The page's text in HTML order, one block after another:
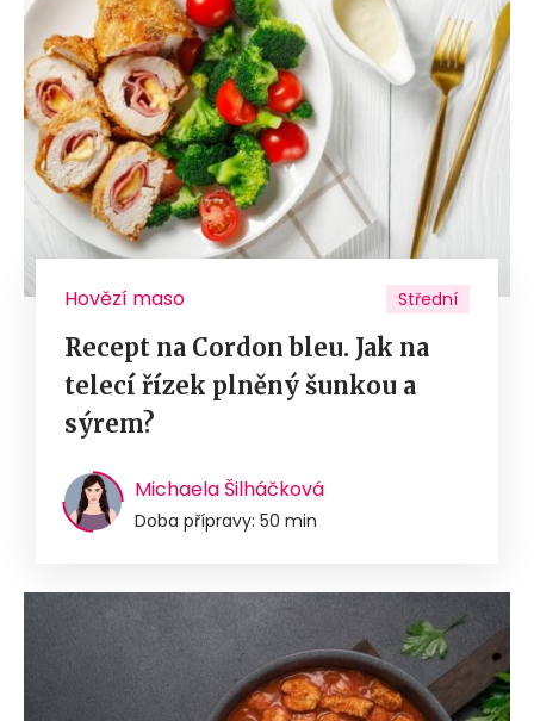
Hovězí maso Střední
Recept na Cordon bleu. Jak na
telecí řízek plněný šunkou a
sýrem?
Michaela Šilháčková
Doba přípravy: 50 min